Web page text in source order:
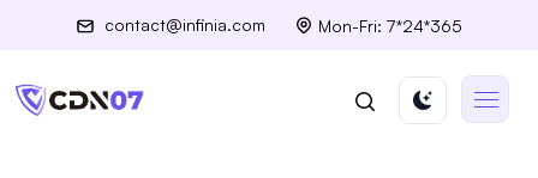
contact@infinia.com Mon-Fri: 7*24*365